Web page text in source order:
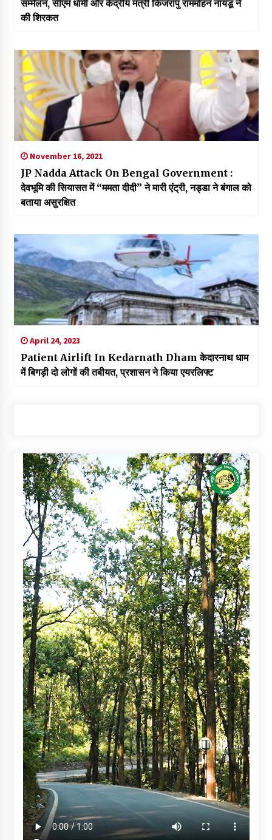
सम्मेलन, सीएम धामी और केंद्रीय मंत्री किंजरापु राममोहन नायडू ने
की शिरकत
November 16, 2021
JP Nadda Attack On Bengal Government :
देवभूमि की सियासत में “ममता दीदी” ने मारी एंट्री, नड्डा ने बंगाल को
बताया असुरक्षित
April 24, 2023
Patient Airlift In Kedarnath Dham केदारनाथ धाम
में बिगड़ी दो लोगों की तबीयत, प्रशासन ने किया एयरलिफ्ट